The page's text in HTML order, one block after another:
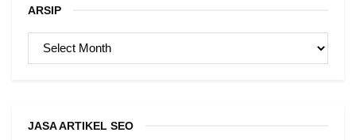
ARSIP
ARSIP
JASA ARTIKEL SEO